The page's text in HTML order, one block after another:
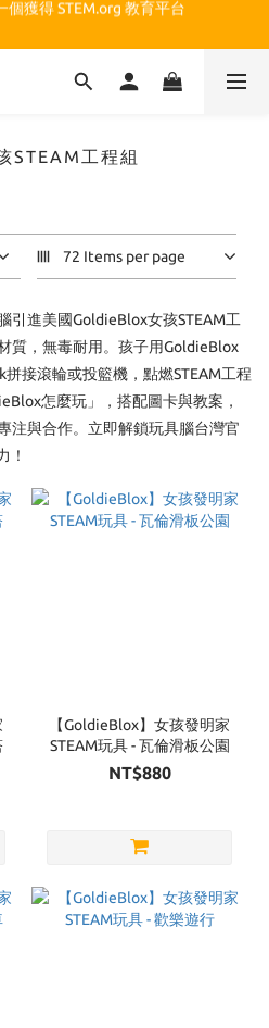
別的 VIP 制度 👉
STEAM工程組
72 Items per page
引進美國GoldieBlox女孩STEAM工
質，無毒耐用。孩子用GoldieBlox
接滾輪或投籃機，點燃STEAM工程
怎麼玩」，搭配圖卡與教案，
注與合作。立即解鎖玩具腦台灣官
！
【GoldieBlox】女孩發明家
STEAM玩具 - 瓦倫滑板公園
NT$880